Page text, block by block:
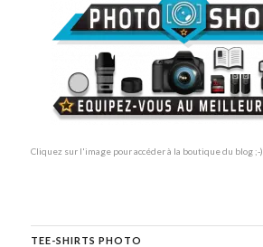
Cliquez sur l'image pour accéder à la boutique du blog ;-)
TEE-SHIRTS PHOTO